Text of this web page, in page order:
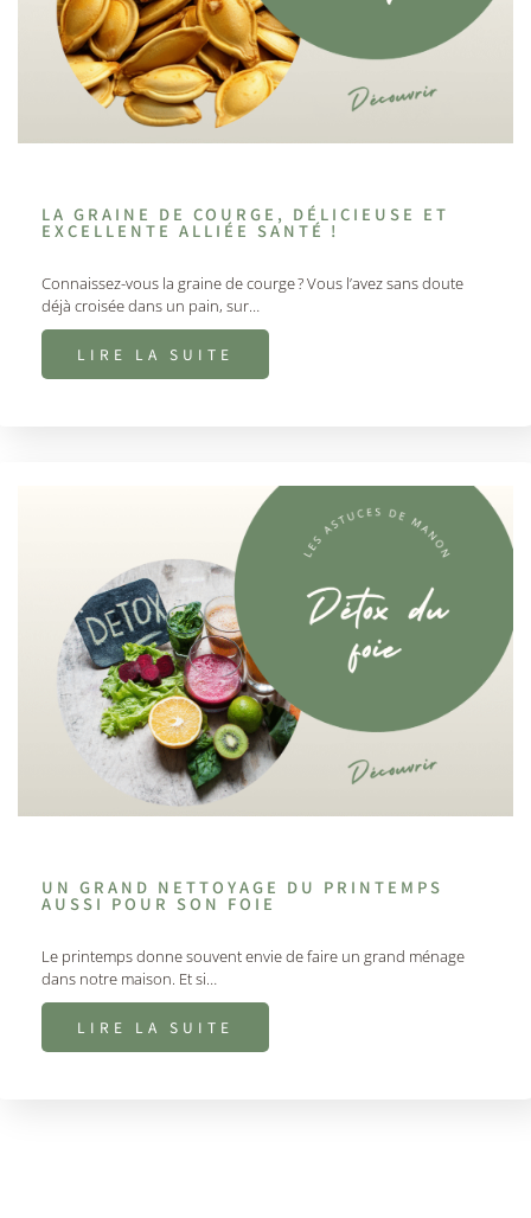
LA GRAINE DE COURGE, DÉLICIEUSE ET
EXCELLENTE ALLIÉE SANTÉ !
Connaissez-vous la graine de courge ? Vous l’avez sans doute
déjà croisée dans un pain, sur…
LIRE LA SUITE
UN GRAND NETTOYAGE DU PRINTEMPS
AUSSI POUR SON FOIE
Le printemps donne souvent envie de faire un grand ménage
dans notre maison. Et si…
LIRE LA SUITE